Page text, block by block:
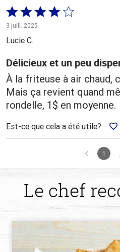
Coté
4 sur
5
3 juill. 2025
Lucie C.
Délicieux et un peu
À la friteuse à air chaud,
Mais ça revient quand
rondelle, 1$ en moyenne.
Est-ce que cela a été utile?
1
Le chef